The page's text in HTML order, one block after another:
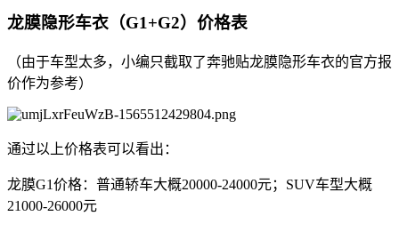
龙膜隐形车衣（G1+G2）价格表
（由于车型太多，小编只截取了奔驰贴龙膜隐形车衣的官方报
价作为参考）
通过以上价格表可以看出：
龙膜G1价格：普通轿车大概20000-24000元；SUV车型大概
21000-26000元